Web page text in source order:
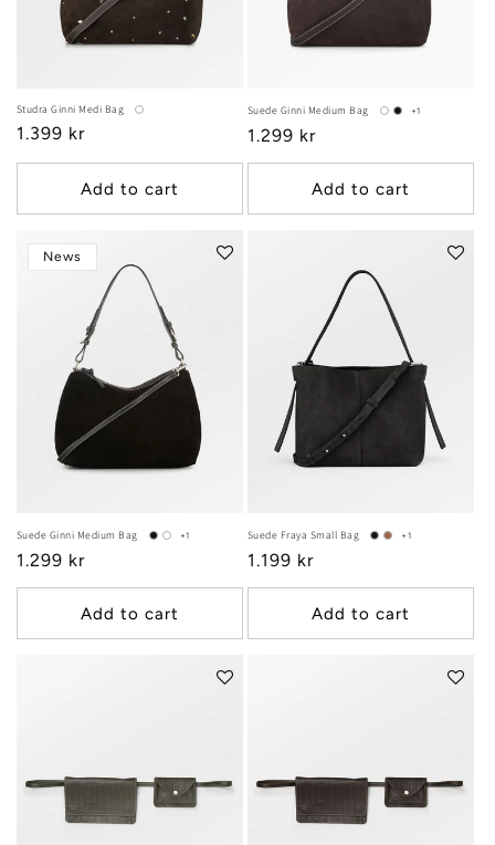
Studra Ginni Medi Bag
Regular
price
1.399 kr
Add to cart
Suede Ginni Medium Bag +1
Regular
price
1.299 kr
Add to cart
News
Suede Ginni Medium Bag +1
Regular
price
1.299 kr
Add to cart
Suede Fraya Small Bag +1
Regular
price
1.199 kr
Add to cart